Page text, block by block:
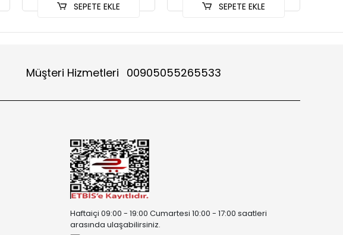
SEPETE EKLE SEPETE EKLE
Müşteri Hizmetleri 00905055265533
Haftaiçi 09:00 - 19:00 Cumartesi 10:00 - 17:00 saatleri
arasında ulaşabilirsiniz.